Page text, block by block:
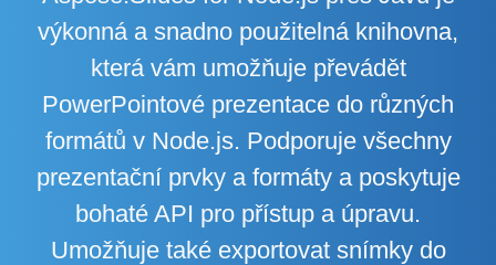
výkonná a snadno použitelná knihovna,
která vám umožňuje převádět
PowerPointové prezentace do různých
formátů v Node.js. Podporuje všechny
prezentační prvky a formáty a poskytuje
bohaté API pro přístup a úpravu.
Umožňuje také exportovat snímky do